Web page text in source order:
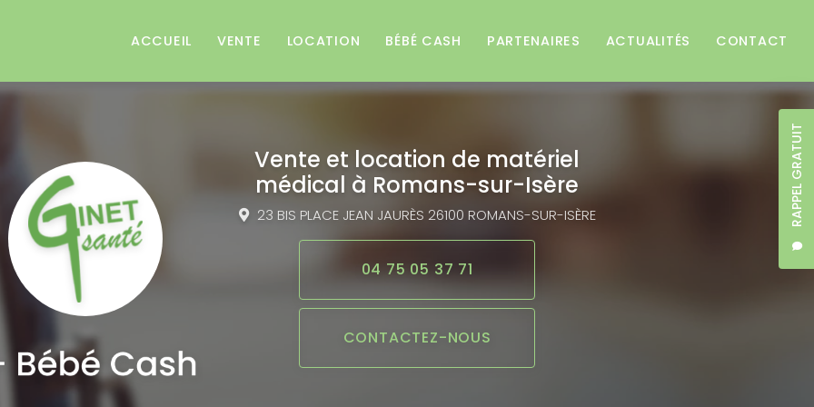
RAPPEL GRATUIT
ACCUEIL VENTE LOCATION BÉBÉ CASH PARTENAIRES ACTUALITÉS CONTACT
Vente et location de matériel
médical à Romans-sur-Isère
23 BIS PLACE JEAN JAURÈS 26100 ROMANS-SUR-ISÈRE
04 75 05 37 71
CONTACTEZ-NOUS